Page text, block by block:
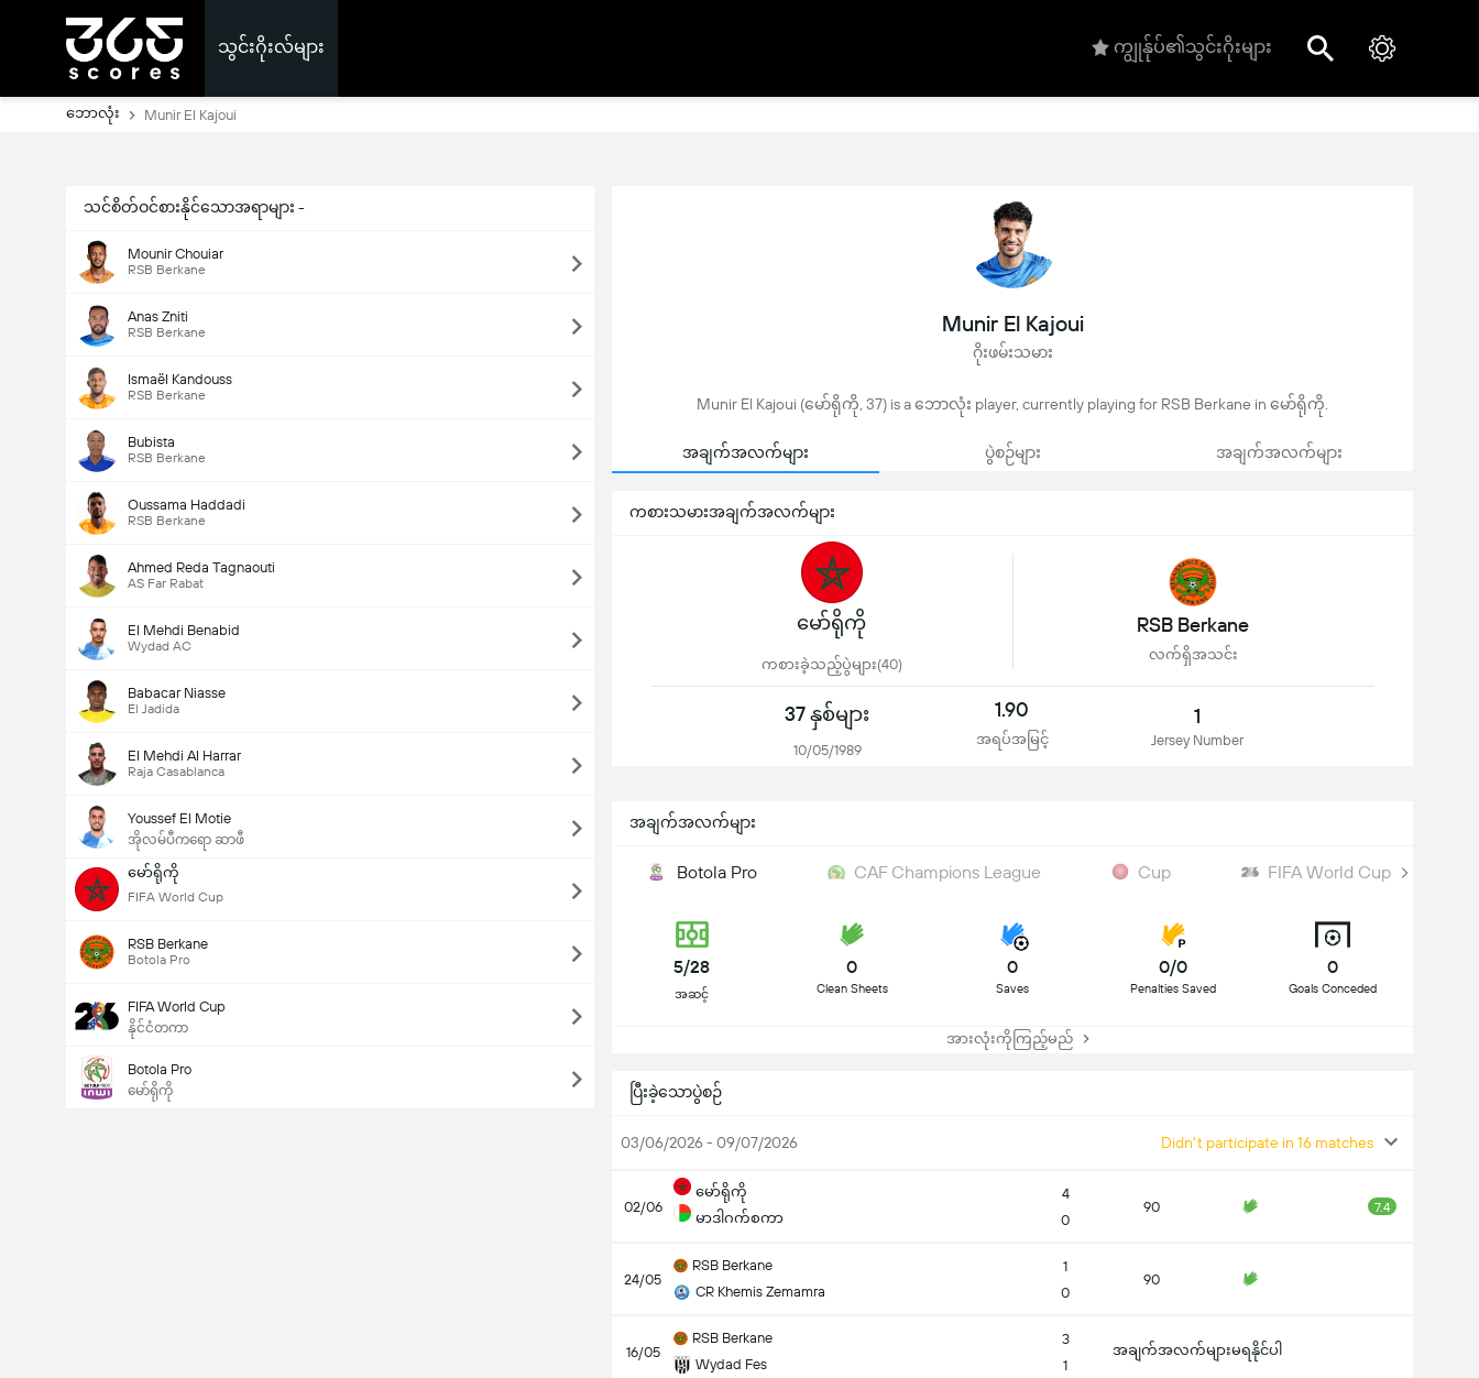
သွင်းဂိုးလ်များ ကျွုန်ုပ်၏သွင်းဂိုးများ
ဘောလုံး Munir El Kajoui
သင်စိတ်ဝင်စားနိုင်သောအရာများ -
Mounir Chouiar
RSB Berkane
Anas Zniti
RSB Berkane
Ismaël Kandouss
RSB Berkane
Bubista
RSB Berkane
Oussama Haddadi
RSB Berkane
Ahmed Reda Tagnaouti
AS Far Rabat
El Mehdi Benabid
Wydad AC
Babacar Niasse
El Jadida
El Mehdi Al Harrar
Raja Casablanca
Youssef El Motie
အိုလမ်ပီကရော ဆာဖီ
မော်ရိုကို
FIFA World Cup
RSB Berkane
Botola Pro
FIFA World Cup
နိုင်ငံတကာ
Botola Pro
မော်ရိုကို
Munir El Kajoui
ဂိုးဖမ်းသမား
Munir El Kajoui (မော်ရိုကို, 37) is a ဘောလုံး player, currently playing for RSB Berkane in မော်ရိုကို.
အချက်အလက်များ ပွဲစဉ်များ အချက်အလက်များ
ကစားသမားအချက်အလက်များ
မော်ရိုကို
ကစားခဲ့သည့်ပွဲများ(40)
RSB Berkane
လက်ရှိအသင်း
37 နှစ်များ
10/05/1989
1.90
အရပ်အမြင့်
1
Jersey Number
အချက်အလက်များ
Botola Pro CAF Champions League Cup FIFA World Cup
5/28
အဆင့်
0
Clean Sheets
0
Saves
0/0
Penalties Saved
0
Goals Conceded
အားလုံးကိုကြည့်မည်
ပြီးခဲ့သောပွဲစဉ်
03/06/2026 - 09/07/2026 Didn't participate in 16 matches
02/06
မော်ရိုကို
မာဒါဂက်စကာ
4
0
90 7.4
24/05
RSB Berkane
CR Khemis Zemamra
1
0
90
16/05
RSB Berkane
Wydad Fes
3
1
အချက်အလက်များမရနိုင်ပါ